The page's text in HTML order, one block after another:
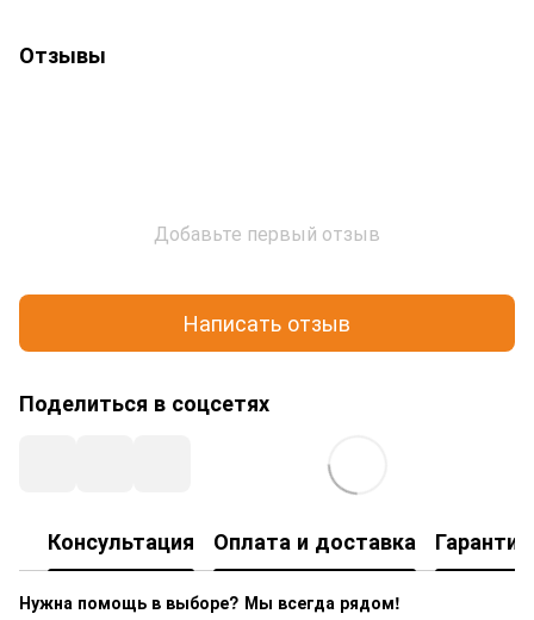
Отзывы
Добавьте первый отзыв
Написать отзыв
Поделиться в соцсетях
Консультация Оплата и доставка Гарантия
Нужна помощь в выборе? Мы всегда рядом!